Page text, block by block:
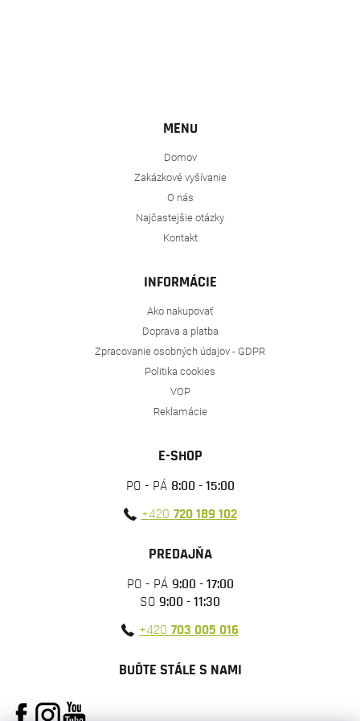
MENU
Domov
Zakázkové vyšívanie
O nás
Najčastejšie otázky
Kontakt
INFORMÁCIE
Ako nakupovať
Doprava a platba
Zpracovanie osobných údajov - GDPR
Politika cookies
VOP
Reklamácie
E-SHOP
PO - PÁ 8:00 - 15:00
+420 720 189 102
PREDAJŇA
PO - PÁ 9:00 - 17:00
SO 9:00 - 11:30
+420 703 005 016
BUĎTE STÁLE S NAMI